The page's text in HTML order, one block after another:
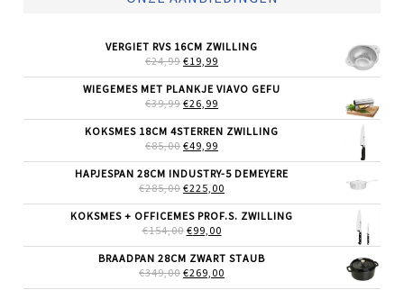
VERGIET RVS 16CM ZWILLING
€24,99 OORSPRONKELIJKE
WAS:
€24,99.
€19,99
IS:
WIEGEMES MET PLANKJE VIAVO GEFU
€39,99 OORSPRONKELIJKE
WAS:
€39,99.
€26,99
IS:
KOKSMES 18CM 4STERREN ZWILLING
€85,00 OORSPRONKELIJKE
WAS:
€85,00.
€49,99
IS:
€49,99.
HAPJESPAN 28CM INDUSTRY-5 DEMEYERE
€285,00 OORSPRONKELIJKE
WAS:
€285,00.
€225,00
IS:
KOKSMES + OFFICEMES PROF.S. ZWILLING
€154,00 OORSPRONKELIJKE
WAS:
€154,00.
€99,00HUIDIGE
IS:
€99,00.
BRAADPAN 28CM ZWART STAUB
€349,00 OORSPRONKELIJKE
€269,00